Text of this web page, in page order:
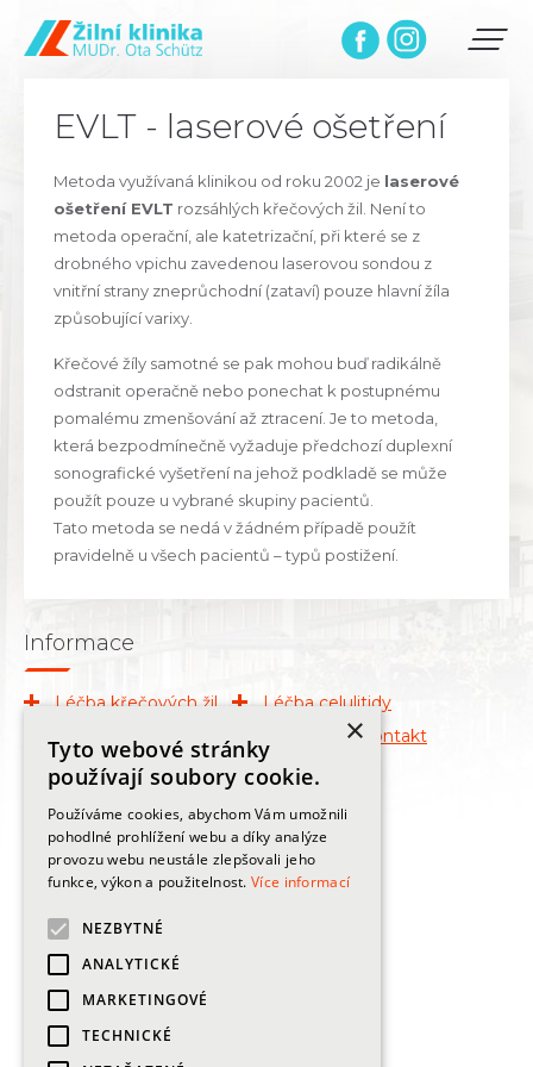
EVLT - laserové ošetření
Metoda využívaná klinikou od roku 2002 je laserové
ošetření EVLT rozsáhlých křečových žil. Není to
metoda operační, ale katetrizační, při které se z
drobného vpichu zavedenou laserovou sondou z
vnitřní strany zneprůchodní (zataví) pouze hlavní žíla
způsobující varixy.
Křečové žíly samotné se pak mohou buď radikálně
odstranit operačně nebo ponechat k postupnému
pomalému zmenšování až ztracení. Je to metoda,
která bezpodmínečně vyžaduje předchozí duplexní
sonografické vyšetření na jehož podkladě se může
použít pouze u vybrané skupiny pacientů.
Tato metoda se nedá v žádném případě použít
pravidelně u všech pacientů – typů postižení.
Informace
Léčba křečových žil
Léčba celulitidy
Léčba znamének
O klinice
Kontakt
Publikace
Kontakty
+420225 444 120, 725 550 500
Adresa
×
Tyto webové stránky
používají soubory cookie.
Používáme cookies, abychom Vám umožnili
pohodlné prohlížení webu a díky analýze
provozu webu neustále zlepšovali jeho
funkce, výkon a použitelnost.Více informací
NEZBYTNÉ
ANALYTICKÉ
MARKETINGOVÉ
TECHNICKÉ